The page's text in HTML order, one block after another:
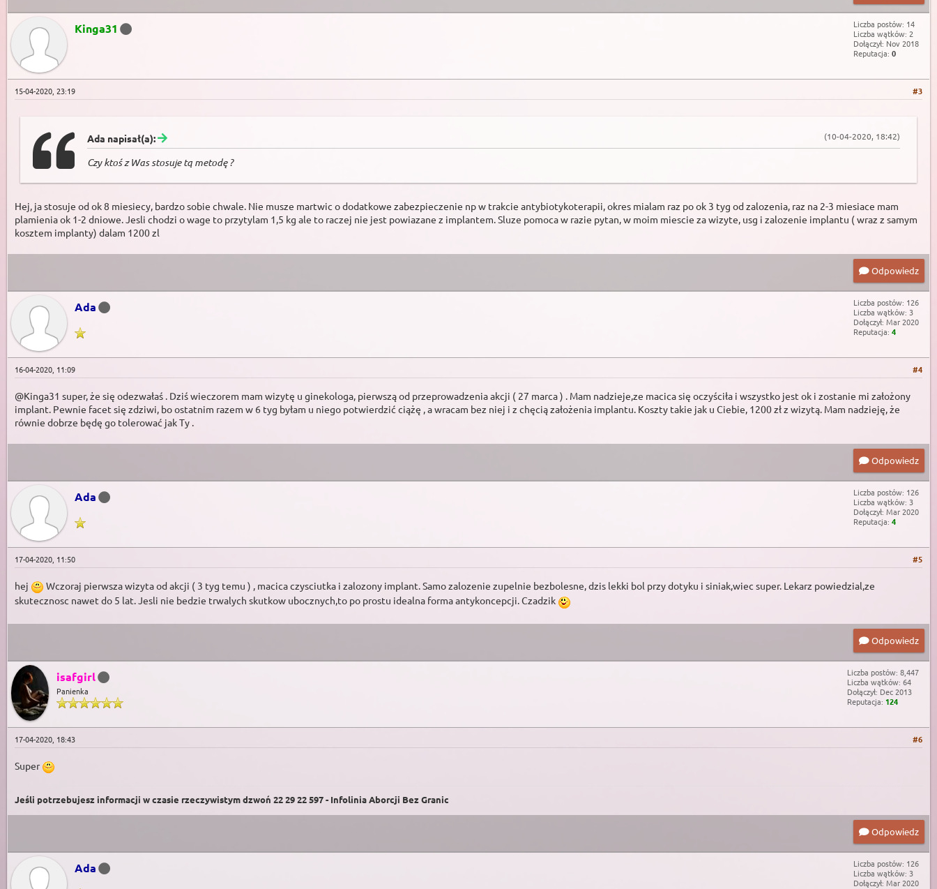
Kinga31
Liczba postów: 14
Liczba wątków: 2
Dołączył: Nov 2018
Reputacja: 0
#3
15-04-2020, 23:19
(10-04-2020, 18:42)
Ada napisał(a):
Czy ktoś z Was stosuje tą metodę ?
Hej, ja stosuje od ok 8 miesiecy, bardzo sobie chwale. Nie musze martwic o dodatkowe zabezpieczenie np w trakcie antybiotykoterapii, okres mialam raz po ok 3 tyg od zalozenia, raz na 2-3 miesiace mam
plamienia ok 1-2 dniowe. Jesli chodzi o wage to przytylam 1,5 kg ale to raczej nie jest powiazane z implantem. Sluze pomoca w razie pytan, w moim miescie za wizyte, usg i zalozenie implantu ( wraz z samym
kosztem implanty) dalam 1200 zl
Odpowiedz
Ada
Liczba postów: 126
Liczba wątków: 3
Dołączył: Mar 2020
Reputacja: 4
#4
16-04-2020, 11:09
@Kinga31 super, że się odezwałaś . Dziś wieczorem mam wizytę u ginekologa, pierwszą od przeprowadzenia akcji ( 27 marca ) . Mam nadzieje,ze macica się oczyściła i wszystko jest ok i zostanie mi założony
implant. Pewnie facet się zdziwi, bo ostatnim razem w 6 tyg byłam u niego potwierdzić ciążę , a wracam bez niej i z chęcią założenia implantu. Koszty takie jak u Ciebie, 1200 zł z wizytą. Mam nadzieję, że
równie dobrze będę go tolerować jak Ty .
Odpowiedz
Ada
Liczba postów: 126
Liczba wątków: 3
Dołączył: Mar 2020
Reputacja: 4
#5
17-04-2020, 11:50
hej
Wczoraj pierwsza wizyta od akcji ( 3 tyg temu ) , macica czysciutka i zalozony implant. Samo zalozenie zupelnie bezbolesne, dzis lekki bol przy dotyku i siniak,wiec super. Lekarz powiedzial,ze
skutecznosc nawet do 5 lat. Jesli nie bedzie trwalych skutkow ubocznych,to po prostu idealna forma antykoncepcji. Czadzik
Odpowiedz
isafgirl
Panienka
Liczba postów: 8,447
Liczba wątków: 64
Dołączył: Dec 2013
Reputacja: 124
#6
17-04-2020, 18:43
Super
Jeśli potrzebujesz informacji w czasie rzeczywistym dzwoń 22 29 22 597 - Infolinia Aborcji Bez Granic
Odpowiedz
Ada
Liczba postów: 126
Liczba wątków: 3
Dołączył: Mar 2020